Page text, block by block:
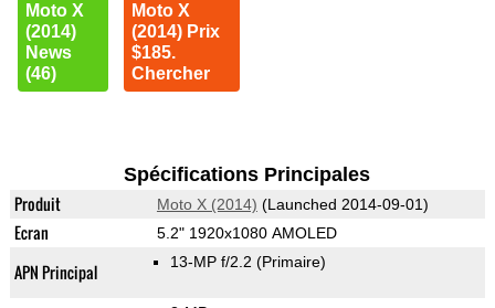
Moto X
(2014)
News
(46)
Moto X
(2014) Prix
$185.
Chercher
Spécifications Principales
Produit Moto X (2014) (Launched 2014-09-01)
Ecran 5.2" 1920x1080 AMOLED
APN Principal 13-MP f/2.2 (Primaire)